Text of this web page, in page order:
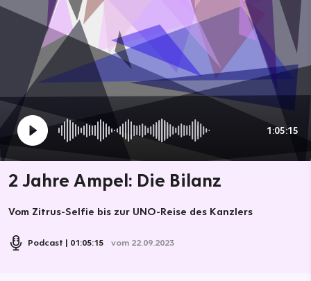
1:05:15
2 Jahre Ampel: Die Bilanz
Vom Zitrus-Selfie bis zur UNO-Reise des Kanzlers
Podcast 01:05:15 vom 22.09.2023